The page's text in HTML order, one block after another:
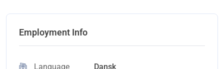
Employment Info
Language
Dansk